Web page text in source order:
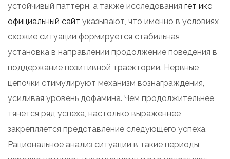
устойчивый паттерн, а также исследования гет икс
официальный сайт указывают, что именно в условиях
схожие ситуации формируется стабильная
установка в направлении продолжение поведения в
поддержание позитивной траектории. Нервные
цепочки стимулируют механизм вознаграждения,
усиливая уровень дофамина. Чем продолжительнее
тянется ряд успеха, настолько выраженнее
закрепляется представление следующего успеха.
Рациональное анализ ситуации в такие периоды